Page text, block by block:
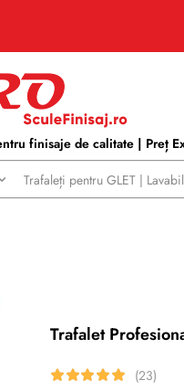
finisaje de calitate | Preț
Trafaleți pentru GLET |
Trafalet
(23)